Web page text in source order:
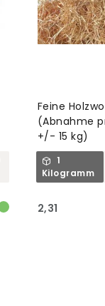
Feine
(Abnahme
+/- 15 kg)
1
Kilogramm
2,31